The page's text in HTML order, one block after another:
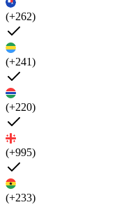
(+262)
(+241)
(+220)
(+995)
(+233)